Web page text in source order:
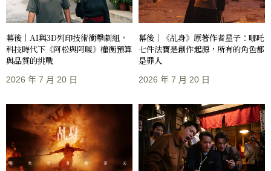
幕後｜AI與3D列印技術衝擊劇組，
科技時代下《阿松與阿暖》權衡預算
與品質的挑戰
2026 年 7 月 20 日
幕後｜《乩身》原著作者星子：哪吒
七件法寶是創作起源，所有的角色都
是罪人
2026 年 7 月 20 日